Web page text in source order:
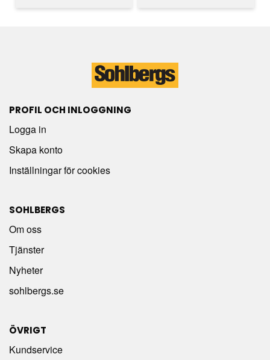
PROFIL OCH INLOGGNING
Logga in
Skapa konto
Inställningar för cookies
SOHLBERGS
Om oss
Tjänster
Nyheter
sohlbergs.se
ÖVRIGT
Kundservice